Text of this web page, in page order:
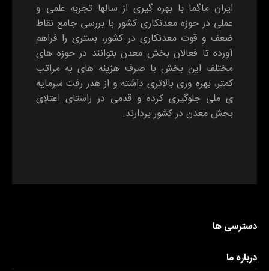
ایران ماگما با بهره گیری از سالها تجربه علمی و
عملی در حوزه معدنکاری کشور با بررسی جامع نقاط
ضعف و قوت معدنکاری در کشور، بستری را فراهم
آورده تا فعالان بخش معدن بتوانند در حوزه های
مختلف این بخش با صرف هزینه های به مراتب
کمتر، بهره وری بالاتری داشته و از هدر رفت سرمایه
ی ملی جلوگیری کرده و قدمی در راستای اعتلای
بخش معدن در کشور بردارند.
دسترسی ها
درباره ما